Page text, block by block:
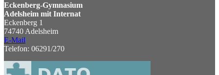
Eckenberg-Gymnasium
Adelsheim mit Internat
Eckenberg 1
74740 Adelsheim
E-Mail
Telefon: 06291/270